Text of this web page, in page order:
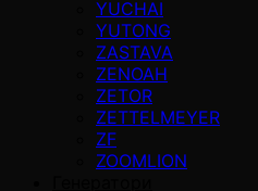
YUCHAI
YUTONG
ZASTAVA
ZENOAH
ZETOR
ZETTELMEYER
ZF
ZOOMLION